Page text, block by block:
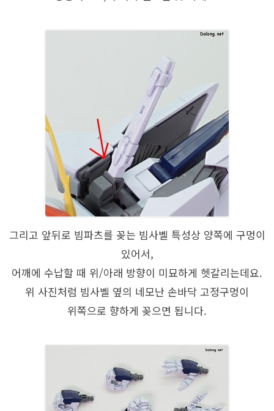
그리고 앞뒤로 빔파츠를 꽂는 빔사벨 특성상 양쪽에 구멍이
있어서,
어깨에 수납할 때 위/아래 방향이 미묘하게 헷갈리는데요.
위 사진처럼 빔사벨 옆의 네모난 손바닥 고정구멍이
위쪽으로 향하게 꽂으면 됩니다.